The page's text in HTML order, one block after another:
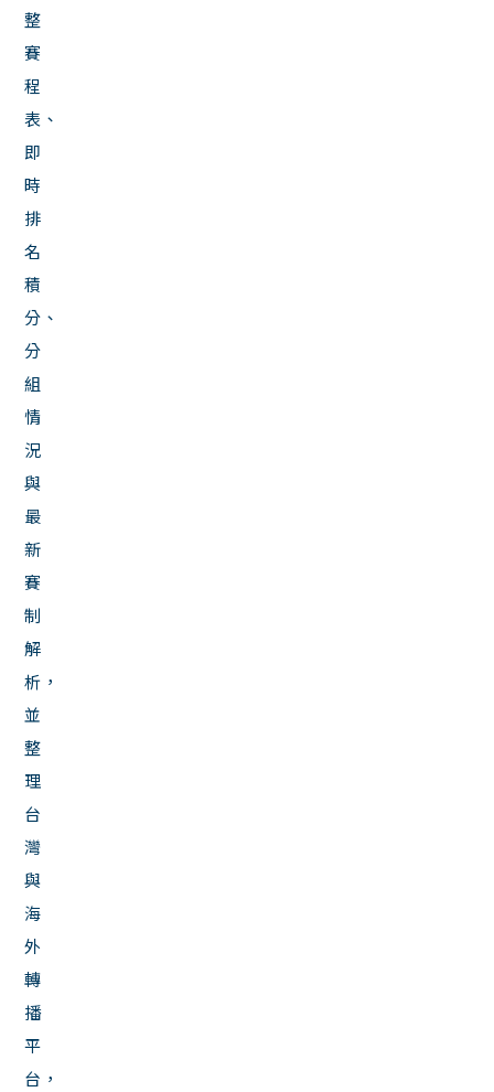
整
賽
程
表、
即
時
排
名
積
分、
分
組
情
況
與
最
新
賽
制
解
析，
並
整
理
台
灣
與
海
外
轉
播
平
台，